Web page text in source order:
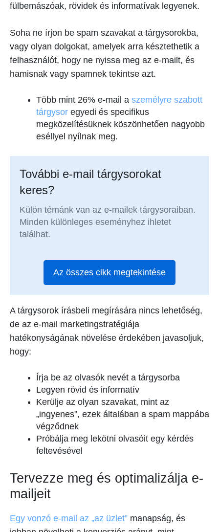
fülbemászóak, rövidek és informatívak legyenek.
Soha ne írjon be spam szavakat a tárgysorokba,
vagy olyan dolgokat, amelyek arra késztethetik a
felhasználót, hogy ne nyissa meg az e-mailt, és
hamisnak vagy spamnek tekintse azt.
Több mint 26% e-mail a személyre szabott
tárgysor egyedi és specifikus
megközelítésüknek köszönhetően nagyobb
eséllyel nyílnak meg.
További e-mail tárgysorokat
keres?
Külön témánk van az e-mailek tárgysoraiban.
Minden különleges eseményhez ihletet
találhat.
Az összes cikk megtekintése
A tárgysorok írásbeli megírására nincs lehetőség,
de az e-mail marketingstratégiája
hatékonyságának növelése érdekében javasoljuk,
hogy:
Írja be az olvasók nevét a tárgysorba
Legyen rövid és informatív
Kerülje az olyan szavakat, mint az
„ingyenes”, ezek általában a spam mappába
végződnek
Próbálja meg lekötni olvasóit egy kérdés
feltevésével
Tervezze meg és optimalizálja e-
mailjeit
Egy vonzó e-mail az „az üzlet” manapság, és